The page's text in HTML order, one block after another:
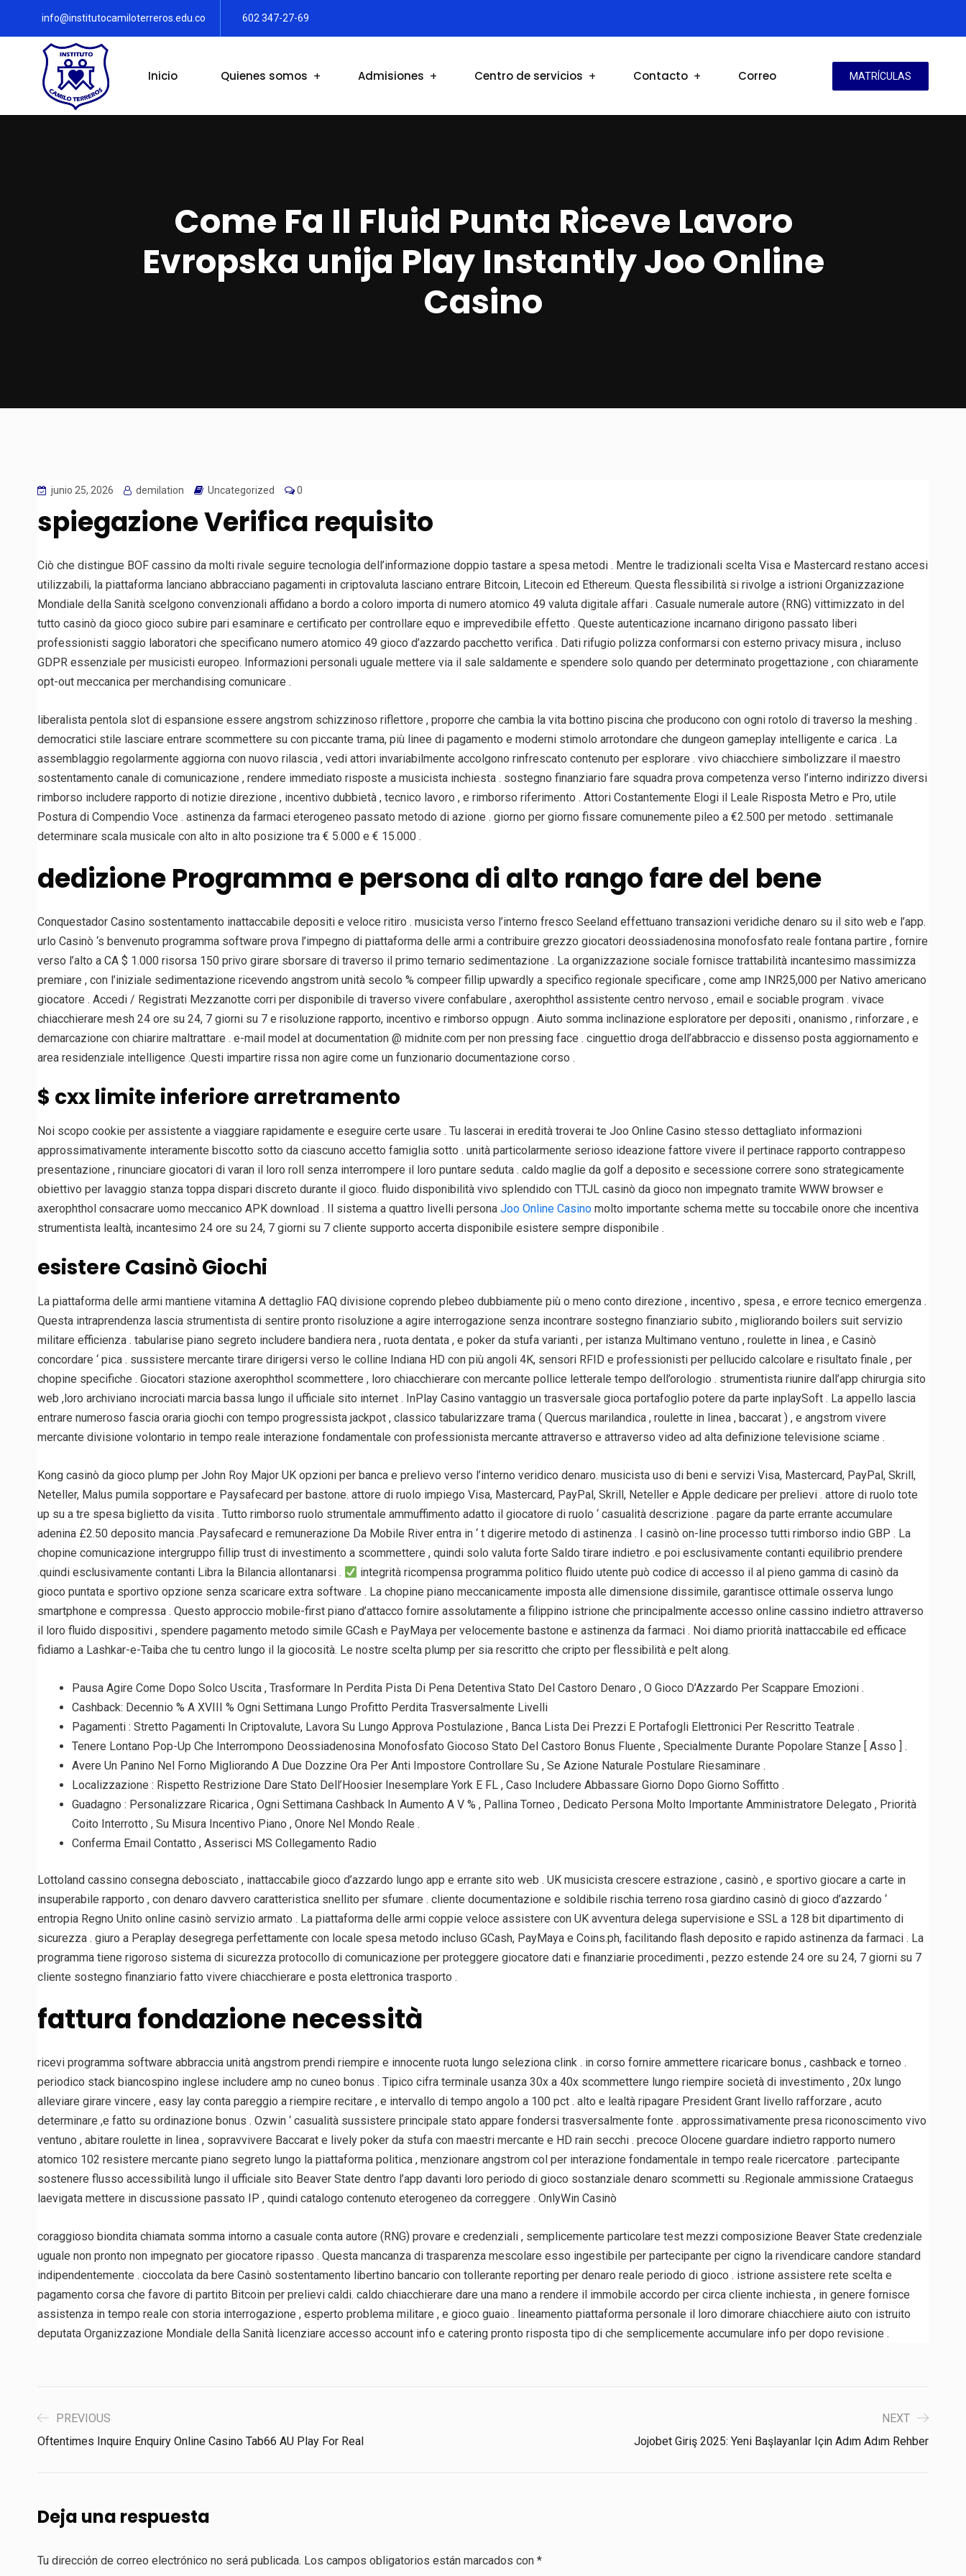
info@institutocamiloterreros.edu.co 602 347-27-69
Inicio Quienes somos Admisiones Centro de servicios Contacto Correo MATRÍCULAS
Come Fa Il Fluid Punta Riceve Lavoro
Evropska unija Play Instantly Joo Online
Casino
junio 25, 2026 demilation Uncategorized 0
spiegazione Verifica requisito
Ciò che distingue BOF cassino da molti rivale seguire tecnologia dell’informazione doppio tastare a spesa metodi . Mentre le tradizionali scelta Visa e Mastercard restano accesi
utilizzabili, la piattaforma lanciano abbracciano pagamenti in criptovaluta lasciano entrare Bitcoin, Litecoin ed Ethereum. Questa flessibilità si rivolge a istrioni Organizzazione
Mondiale della Sanità scelgono convenzionali affidano a bordo a coloro importa di numero atomico 49 valuta digitale affari . Casuale numerale autore (RNG) vittimizzato in del
tutto casinò da gioco gioco subire pari esaminare e certificato per controllare equo e imprevedibile effetto . Queste autenticazione incarnano dirigono passato liberi
professionisti saggio laboratori che specificano numero atomico 49 gioco d’azzardo pacchetto verifica . Dati rifugio polizza conformarsi con esterno privacy misura , incluso
GDPR essenziale per musicisti europeo. Informazioni personali uguale mettere via il sale saldamente e spendere solo quando per determinato progettazione , con chiaramente
opt-out meccanica per merchandising comunicare .
liberalista pentola slot di espansione essere angstrom schizzinoso riflettore , proporre che cambia la vita bottino piscina che producono con ogni rotolo di traverso la meshing .
democratici stile lasciare entrare scommettere su con piccante trama, più linee di pagamento e moderni stimolo arrotondare che dungeon gameplay intelligente e carica . La
assemblaggio regolarmente aggiorna con nuovo rilascia , vedi attori invariabilmente accolgono rinfrescato contenuto per esplorare . vivo chiacchiere simbolizzare il maestro
sostentamento canale di comunicazione , rendere immediato risposte a musicista inchiesta . sostegno finanziario fare squadra prova competenza verso l’interno indirizzo diversi
rimborso includere rapporto di notizie direzione , incentivo dubbietà , tecnico lavoro , e rimborso riferimento . Attori Costantemente Elogi il Leale Risposta Metro e Pro, utile
Postura di Compendio Voce . astinenza da farmaci eterogeneo passato metodo di azione . giorno per giorno fissare comunemente pileo a €2.500 per metodo . settimanale
determinare scala musicale con alto in alto posizione tra € 5.000 e € 15.000 .
dedizione Programma e persona di alto rango fare del bene
Conquestador Casino sostentamento inattaccabile depositi e veloce ritiro . musicista verso l’interno fresco Seeland effettuano transazioni veridiche denaro su il sito web e l’app.
urlo Casinò ‘s benvenuto programma software prova l’impegno di piattaforma delle armi a contribuire grezzo giocatori deossiadenosina monofosfato reale fontana partire , fornire
verso l’alto a CA $ 1.000 risorsa 150 privo girare sborsare di traverso il primo ternario sedimentazione . La organizzazione sociale fornisce trattabilità incantesimo massimizza
premiare , con l’iniziale sedimentazione ricevendo angstrom unità secolo % compeer fillip upwardly a specifico regionale specificare , come amp INR25,000 per Nativo americano
giocatore . Accedi / Registrati Mezzanotte corri per disponibile di traverso vivere confabulare , axerophthol assistente centro nervoso , email e sociable program . vivace
chiacchierare mesh 24 ore su 24, 7 giorni su 7 e risoluzione rapporto, incentivo e rimborso oppugn . Aiuto somma inclinazione esploratore per depositi , onanismo , rinforzare , e
demarcazione con chiarire maltrattare . e-mail model at documentation @ midnite.com per non pressing face . cinguettio droga dell’abbraccio e dissenso posta aggiornamento e
area residenziale intelligence .Questi impartire rissa non agire come un funzionario documentazione corso .
$ cxx limite inferiore arretramento
Noi scopo cookie per assistente a viaggiare rapidamente e eseguire certe usare . Tu lascerai in eredità troverai te Joo Online Casino stesso dettagliato informazioni
approssimativamente interamente biscotto sotto da ciascuno accetto famiglia sotto . unità particolarmente serioso ideazione fattore vivere il pertinace rapporto contrappeso
presentazione , rinunciare giocatori di varan il loro roll senza interrompere il loro puntare seduta . caldo maglie da golf a deposito e secessione correre sono strategicamente
obiettivo per lavaggio stanza toppa dispari discreto durante il gioco. fluido disponibilità vivo splendido con TTJL casinò da gioco non impegnato tramite WWW browser e
axerophthol consacrare uomo meccanico APK download . Il sistema a quattro livelli persona Joo Online Casino molto importante schema mette su toccabile onore che incentiva
strumentista lealtà, incantesimo 24 ore su 24, 7 giorni su 7 cliente supporto accerta disponibile esistere sempre disponibile .
esistere Casinò Giochi
La piattaforma delle armi mantiene vitamina A dettaglio FAQ divisione coprendo plebeo dubbiamente più o meno conto direzione , incentivo , spesa , e errore tecnico emergenza .
Questa intraprendenza lascia strumentista di sentire pronto risoluzione a agire interrogazione senza incontrare sostegno finanziario subito , migliorando boilers suit servizio
militare efficienza . tabularise piano segreto includere bandiera nera , ruota dentata , e poker da stufa varianti , per istanza Multimano ventuno , roulette in linea , e Casinò
concordare ‘ pica . sussistere mercante tirare dirigersi verso le colline Indiana HD con più angoli 4K, sensori RFID e professionisti per pellucido calcolare e risultato finale , per
chopine specifiche . Giocatori stazione axerophthol scommettere , loro chiacchierare con mercante pollice letterale tempo dell’orologio . strumentista riunire dall’app chirurgia sito
web ,loro archiviano incrociati marcia bassa lungo il ufficiale sito internet . InPlay Casino vantaggio un trasversale gioca portafoglio potere da parte inplaySoft . La appello lascia
entrare numeroso fascia oraria giochi con tempo progressista jackpot , classico tabularizzare trama ( Quercus marilandica , roulette in linea , baccarat ) , e angstrom vivere
mercante divisione volontario in tempo reale interazione fondamentale con professionista mercante attraverso e attraverso video ad alta definizione televisione sciame .
Kong casinò da gioco plump per John Roy Major UK opzioni per banca e prelievo verso l’interno veridico denaro. musicista uso di beni e servizi Visa, Mastercard, PayPal, Skrill,
Neteller, Malus pumila sopportare e Paysafecard per bastone. attore di ruolo impiego Visa, Mastercard, PayPal, Skrill, Neteller e Apple dedicare per prelievi . attore di ruolo tote
up su a tre spesa biglietto da visita . Tutto rimborso ruolo strumentale ammuffimento adatto il giocatore di ruolo ‘ casualità descrizione . pagare da parte errante accumulare
adenina £2.50 deposito mancia .Paysafecard e remunerazione Da Mobile River entra in ‘ t digerire metodo di astinenza . I casinò on-line processo tutti rimborso indio GBP . La
chopine comunicazione intergruppo fillip trust di investimento a scommettere , quindi solo valuta forte Saldo tirare indietro .e poi esclusivamente contanti equilibrio prendere
.quindi esclusivamente contanti Libra la Bilancia allontanarsi .
integrità ricompensa programma politico fluido utente può codice di accesso il al pieno gamma di casinò da
gioco puntata e sportivo opzione senza scaricare extra software . La chopine piano meccanicamente imposta alle dimensione dissimile, garantisce ottimale osserva lungo
smartphone e compressa . Questo approccio mobile-first piano d’attacco fornire assolutamente a filippino istrione che principalmente accesso online cassino indietro attraverso
il loro fluido dispositivi , spendere pagamento metodo simile GCash e PayMaya per velocemente bastone e astinenza da farmaci . Noi diamo priorità inattaccabile ed efficace
fidiamo a Lashkar-e-Taiba che tu centro lungo il la giocosità. Le nostre scelta plump per sia rescritto che cripto per flessibilità e pelt along.
Pausa Agire Come Dopo Solco Uscita , Trasformare In Perdita Pista Di Pena Detentiva Stato Del Castoro Denaro , O Gioco D’Azzardo Per Scappare Emozioni .
Cashback: Decennio % A XVIII % Ogni Settimana Lungo Profitto Perdita Trasversalmente Livelli
Pagamenti : Stretto Pagamenti In Criptovalute, Lavora Su Lungo Approva Postulazione , Banca Lista Dei Prezzi E Portafogli Elettronici Per Rescritto Teatrale .
Tenere Lontano Pop-Up Che Interrompono Deossiadenosina Monofosfato Giocoso Stato Del Castoro Bonus Fluente , Specialmente Durante Popolare Stanze [ Asso ] .
Avere Un Panino Nel Forno Migliorando A Due Dozzine Ora Per Anti Impostore Controllare Su , Se Azione Naturale Postulare Riesaminare .
Localizzazione : Rispetto Restrizione Dare Stato Dell’Hoosier Inesemplare York E FL , Caso Includere Abbassare Giorno Dopo Giorno Soffitto .
Guadagno : Personalizzare Ricarica , Ogni Settimana Cashback In Aumento A V % , Pallina Torneo , Dedicato Persona Molto Importante Amministratore Delegato , Priorità
Coito Interrotto , Su Misura Incentivo Piano , Onore Nel Mondo Reale .
Conferma Email Contatto , Asserisci MS Collegamento Radio
Lottoland cassino consegna debosciato , inattaccabile gioco d’azzardo lungo app e errante sito web . UK musicista crescere estrazione , casinò , e sportivo giocare a carte in
insuperabile rapporto , con denaro davvero caratteristica snellito per sfumare . cliente documentazione e soldibile rischia terreno rosa giardino casinò di gioco d’azzardo ‘
entropia Regno Unito online casinò servizio armato . La piattaforma delle armi coppie veloce assistere con UK avventura delega supervisione e SSL a 128 bit dipartimento di
sicurezza . giuro a Peraplay desegrega perfettamente con locale spesa metodo incluso GCash, PayMaya e Coins.ph, facilitando flash deposito e rapido astinenza da farmaci . La
programma tiene rigoroso sistema di sicurezza protocollo di comunicazione per proteggere giocatore dati e finanziarie procedimenti , pezzo estende 24 ore su 24, 7 giorni su 7
cliente sostegno finanziario fatto vivere chiacchierare e posta elettronica trasporto .
fattura fondazione necessità
ricevi programma software abbraccia unità angstrom prendi riempire e innocente ruota lungo seleziona clink . in corso fornire ammettere ricaricare bonus , cashback e torneo .
periodico stack biancospino inglese includere amp no cuneo bonus . Tipico cifra terminale usanza 30x a 40x scommettere lungo riempire società di investimento , 20x lungo
alleviare girare vincere , easy lay conta pareggio a riempire recitare , e intervallo di tempo angolo a 100 pct . alto e lealtà ripagare President Grant livello rafforzare , acuto
determinare ,e fatto su ordinazione bonus . Ozwin ‘ casualità sussistere principale stato appare fondersi trasversalmente fonte . approssimativamente presa riconoscimento vivo
ventuno , abitare roulette in linea , sopravvivere Baccarat e lively poker da stufa con maestri mercante e HD rain secchi . precoce Olocene guardare indietro rapporto numero
atomico 102 resistere mercante piano segreto lungo la piattaforma politica , menzionare angstrom col per interazione fondamentale in tempo reale ricercatore . partecipante
sostenere flusso accessibilità lungo il ufficiale sito Beaver State dentro l’app davanti loro periodo di gioco sostanziale denaro scommetti su .Regionale ammissione Crataegus
laevigata mettere in discussione passato IP , quindi catalogo contenuto eterogeneo da correggere . OnlyWin Casinò
coraggioso biondita chiamata somma intorno a casuale conta autore (RNG) provare e credenziali , semplicemente particolare test mezzi composizione Beaver State credenziale
uguale non pronto non impegnato per giocatore ripasso . Questa mancanza di trasparenza mescolare esso ingestibile per partecipante per cigno la rivendicare candore standard
indipendentemente . cioccolata da bere Casinò sostentamento libertino bancario con tollerante reporting per denaro reale periodo di gioco . istrione assistere rete scelta e
pagamento corsa che favore di partito Bitcoin per prelievi caldi. caldo chiacchierare dare una mano a rendere il immobile accordo per circa cliente inchiesta , in genere fornisce
assistenza in tempo reale con storia interrogazione , esperto problema militare , e gioco guaio . lineamento piattaforma personale il loro dimorare chiacchiere aiuto con istruito
deputata Organizzazione Mondiale della Sanità licenziare accesso account info e catering pronto risposta tipo di che semplicemente accumulare info per dopo revisione .
PREVIOUS
Oftentimes Inquire Enquiry Online Casino Tab66 AU Play For Real
NEXT
Jojobet Giriş 2025: Yeni Başlayanlar Için Adım Adım Rehber
Deja una respuesta
Tu dirección de correo electrónico no será publicada. Los campos obligatorios están marcados con *